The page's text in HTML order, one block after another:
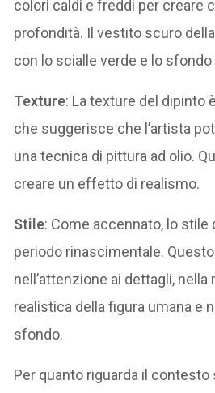
colori caldi e freddi per creare
profondità. Il vestito scuro
con lo scialle verde e lo sfondo
Texture: La texture del dipinto
che suggerisce che l’artista
una tecnica di pittura ad olio.
creare un effetto di realismo.
Stile: Come accennato, lo stile
periodo rinascimentale.
nell’attenzione ai dettagli,
realistica della figura umana e
sfondo.
Per quanto riguarda il